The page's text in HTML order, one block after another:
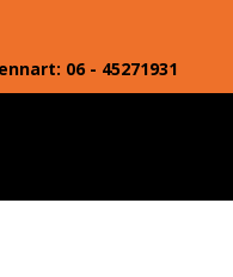
06 - 45271931